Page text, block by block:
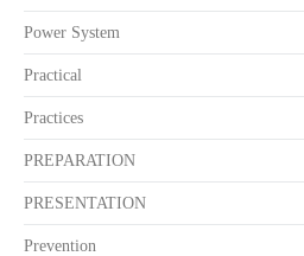
Power System
Practical
Practices
PREPARATION
PRESENTATION
Prevention